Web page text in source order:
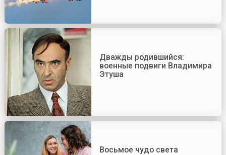
Дважды родившийся:
военные подвиги Владимира
Этуша
Восьмое чудо света